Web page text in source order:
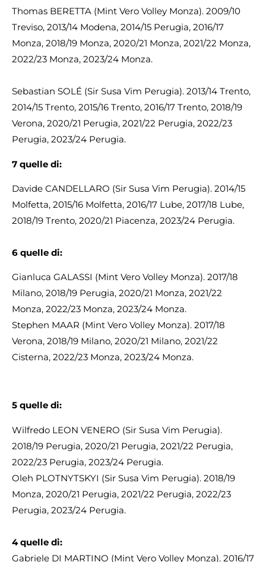
Thomas BERETTA (Mint Vero Volley Monza). 2009/10
Treviso, 2013/14 Modena, 2014/15 Perugia, 2016/17
Monza, 2018/19 Monza, 2020/21 Monza, 2021/22 Monza,
2022/23 Monza, 2023/24 Monza.
Sebastian SOLÉ (Sir Susa Vim Perugia). 2013/14 Trento,
2014/15 Trento, 2015/16 Trento, 2016/17 Trento, 2018/19
Verona, 2020/21 Perugia, 2021/22 Perugia, 2022/23
Perugia, 2023/24 Perugia.
7 quelle di:
Davide CANDELLARO (Sir Susa Vim Perugia). 2014/15
Molfetta, 2015/16 Molfetta, 2016/17 Lube, 2017/18 Lube,
2018/19 Trento, 2020/21 Piacenza, 2023/24 Perugia.
6 quelle di:
Gianluca GALASSI (Mint Vero Volley Monza). 2017/18
Milano, 2018/19 Perugia, 2020/21 Monza, 2021/22
Monza, 2022/23 Monza, 2023/24 Monza.
Stephen MAAR (Mint Vero Volley Monza). 2017/18
Verona, 2018/19 Milano, 2020/21 Milano, 2021/22
Cisterna, 2022/23 Monza, 2023/24 Monza.
5 quelle di:
Wilfredo LEON VENERO (Sir Susa Vim Perugia).
2018/19 Perugia, 2020/21 Perugia, 2021/22 Perugia,
2022/23 Perugia, 2023/24 Perugia.
Oleh PLOTNYTSKYI (Sir Susa Vim Perugia). 2018/19
Monza, 2020/21 Perugia, 2021/22 Perugia, 2022/23
Perugia, 2023/24 Perugia.
4 quelle di:
Gabriele DI MARTINO (Mint Vero Volley Monza). 2016/17